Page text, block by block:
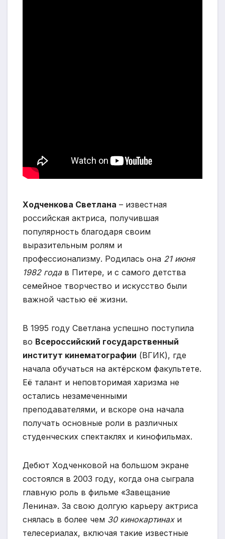
Ходченкова Светлана – известная
российская актриса, получившая
популярность благодаря своим
выразительным ролям и
профессионализму. Родилась она 21 июня
1982 годав Питере, и с самого детства
семейное творчество и искусство были
важной частью её жизни.
В 1995 году Светлана успешно поступила
во Всероссийский государственный
институт кинематографии (ВГИК), где
начала обучаться на актёрском факультете.
Её талант и неповторимая харизма не
остались незамеченными
преподавателями, и вскоре она начала
получать основные роли в различных
студенческих спектаклях и кинофильмах.
Дебют Ходченковой на большом экране
состоялся в 2003 году, когда она сыграла
главную роль в фильме «Завещание
Ленина». За свою долгую карьеру актриса
снялась в более чем 30 кинокартинахи
телесериалах, включая такие известные